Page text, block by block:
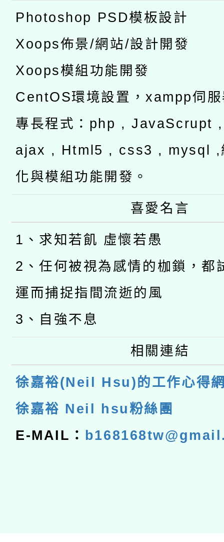
Photoshop PSD模板設計
Xoops佈景/網站/設計開發
Xoops模組功能開發
CentOS環境設置，xampp伺
專長程式：php , JavaScrupt
ajax , Html5 , css3 , mysql ,
化與模組功能開發。
喜愛名言
1、求知若飢 虛懷若愚
2、任何被視為感情的枷鎖，都
運而捕捉指間流逝的風
3、自強不息
相關連結
徐嘉裕(Neil Hsu)的工作心得
徐嘉裕 Neil hsu粉絲團
E-MAIL：